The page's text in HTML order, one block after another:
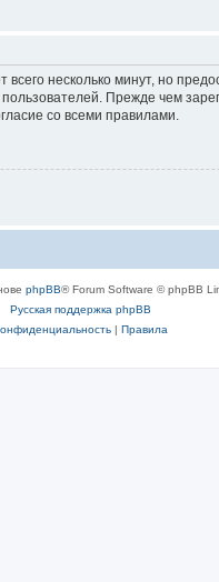
несколько минут, но
Прежде чем
со всеми правилами.
phpBB® Forum Software © phpBB
Русская поддержка phpBB
| Правила